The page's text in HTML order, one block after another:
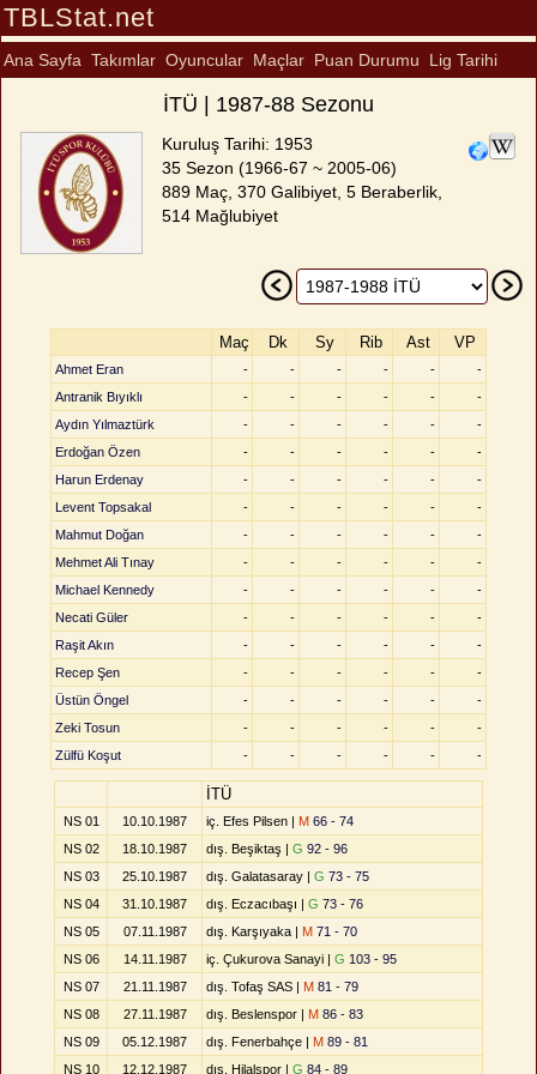
TBLStat.net
Ana Sayfa Takımlar Oyuncular Maçlar Puan Durumu Lig Tarihi
İTÜ | 1987-88 Sezonu
Kuruluş Tarihi: 1953
35 Sezon (1966-67 ~ 2005-06)
889 Maç, 370 Galibiyet, 5 Beraberlik,
514 Mağlubiyet
Maç Dk Sy Rib Ast VP
Ahmet Eran - - - - -
-
Antranik Bıyıklı
- - - - -
-
Aydın Yılmaztürk
- - - - -
-
Erdoğan Özen
- - - - -
-
Harun Erdenay
- - - - -
-
Levent Topsakal
- - - - -
-
Mahmut Doğan
- - - - -
-
Mehmet Ali Tınay
- - - - -
-
Michael Kennedy
- - - - -
-
Necati Güler
- - - - -
-
Raşit Akın
- - - - -
-
Recep Şen
- - - - -
-
Üstün Öngel
- - - - -
-
Zeki Tosun
- - - - -
-
Zülfü Koşut
- - - - - -
İTÜ
NS 01 10.10.1987 iç. Efes Pilsen | M 66 - 74
NS 02
18.10.1987 dış. Beşiktaş | G 92 - 96
NS 03
25.10.1987 dış. Galatasaray | G 73 - 75
NS 04
31.10.1987 dış. Eczacıbaşı | G 73 - 76
NS 05
07.11.1987 dış. Karşıyaka | M 71 - 70
NS 06
14.11.1987 iç. Çukurova Sanayi | G 103 - 95
NS 07
21.11.1987 dış. Tofaş SAS | M 81 - 79
NS 08
27.11.1987 dış. Beslenspor | M 86 - 83
NS 09
05.12.1987 dış. Fenerbahçe | M 89 - 81
NS 10
12.12.1987 dış. Hilalspor | G 84 - 89